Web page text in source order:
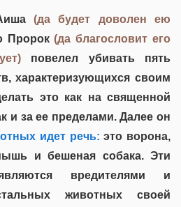
(да будет доволен ею
Пророк(да благословит его
повелел убивать пять
характеризующихся своим
это как на священной
и за ее пределами. Далее он
идет речь: это ворона,
и бешеная собака. Эти
вредителями и
животных своей